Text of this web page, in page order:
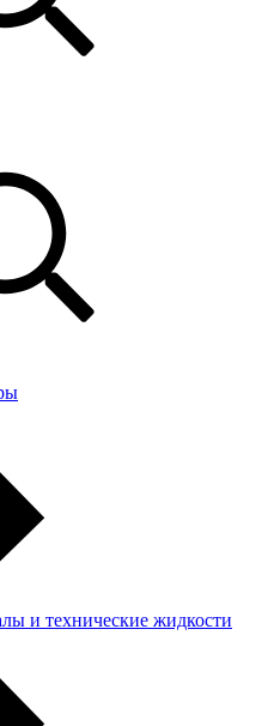
и технические жидкости